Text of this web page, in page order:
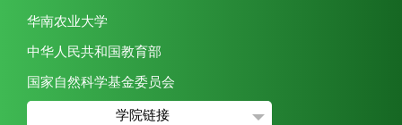
华南农业大学
中华人民共和国教育部
国家自然科学基金委员会
学院链接